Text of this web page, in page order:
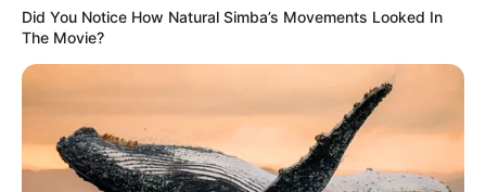
Did You Notice How Natural Simba’s Movements Looked In
The Movie?